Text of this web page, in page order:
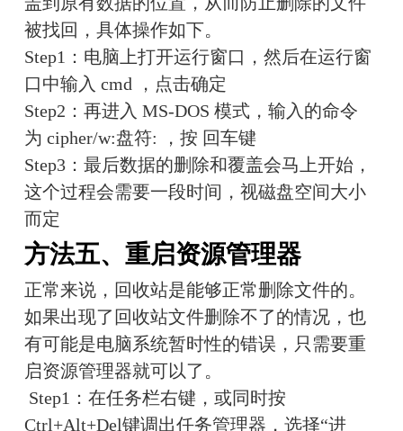
被找回，具体操作如下。
Step1：电脑上打开运行窗口，然后在运行窗
口中输入 cmd ，点击确定
Step2：再进入 MS-DOS 模式，输入的命令
为 cipher/w:盘符: ，按 回车键
Step3：最后数据的删除和覆盖会马上开始，
这个过程会需要一段时间，视磁盘空间大小
而定
方法五、重启资源管理器
正常来说，回收站是能够正常删除文件的。
如果出现了回收站文件删除不了的情况，也
有可能是电脑系统暂时性的错误，只需要重
启资源管理器就可以了。
Step1：在任务栏右键，或同时按
Ctrl+Alt+Del键调出任务管理器，选择“进